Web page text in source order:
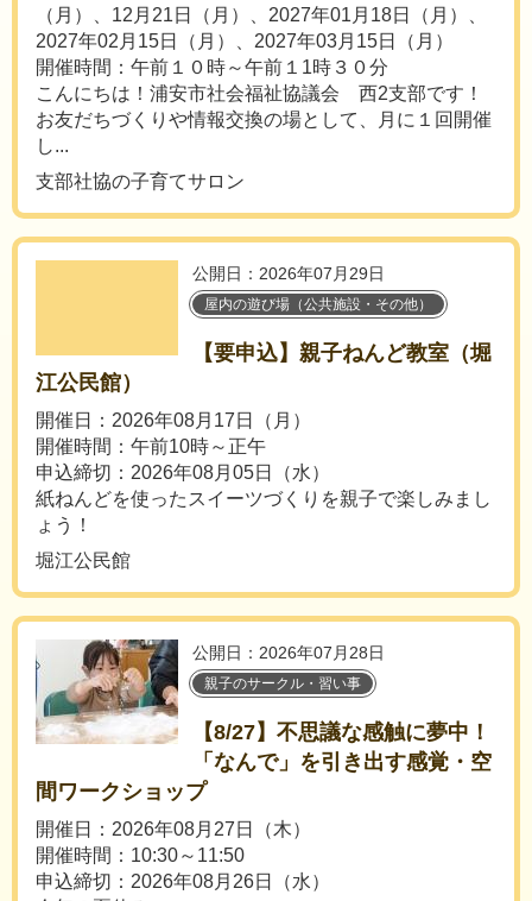
（月）、12月21日（月）、2027年01月18日（月）、
2027年02月15日（月）、2027年03月15日（月）
開催時間：午前１０時～午前１1時３０分
こんにちは！浦安市社会福祉協議会 西2支部です！
お友だちづくりや情報交換の場として、月に１回開催
し...
支部社協の子育てサロン
公開日：2026年07月29日
屋内の遊び場（公共施設・その他）
【要申込】親子ねんど教室（堀
江公民館）
開催日：2026年08月17日（月）
開催時間：午前10時～正午
申込締切：2026年08月05日（水）
紙ねんどを使ったスイーツづくりを親子で楽しみまし
ょう！
堀江公民館
公開日：2026年07月28日
親子のサークル・習い事
【8/27】不思議な感触に夢中！
「なんで」を引き出す感覚・空
間ワークショップ
開催日：2026年08月27日（木）
開催時間：10:30～11:50
申込締切：2026年08月26日（水）